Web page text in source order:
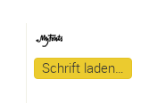
Schrift laden…